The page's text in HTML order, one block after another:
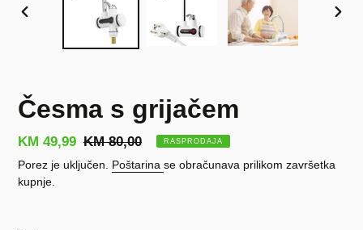
Česma s grijačem
Prodajna
cijena
KM 49,99 Redovna
cijena
KM 80,00 RASPRODAJA
Porez je uključen. Poštarina se obračunava prilikom završetka
kupnje.